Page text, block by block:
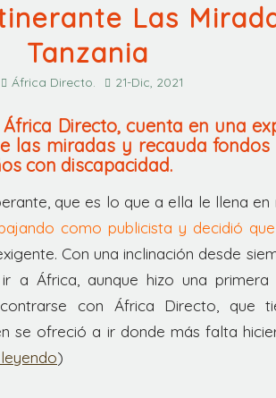
Las
Tanzania
África Directo. 21-Dic, 2021
Directo, cuenta en una
las miradas y recauda
con discapacidad.
que es lo que a ella le llena en
como publicista y decidió
Con una inclinación desde
a África, aunque hizo una primera
con África Directo, que
se ofreció a ir donde más falta
)